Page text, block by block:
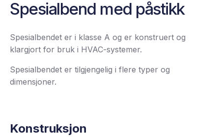
Spesialbend med påstikk
Spesialbendet er i klasse A og er konstruert og
klargjort for bruk i HVAC-systemer.
Spesialbendet er tilgjengelig i flere typer og
dimensjoner.
Konstruksjon